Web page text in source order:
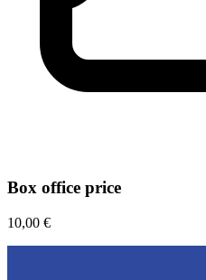
Box office price
10,00 €